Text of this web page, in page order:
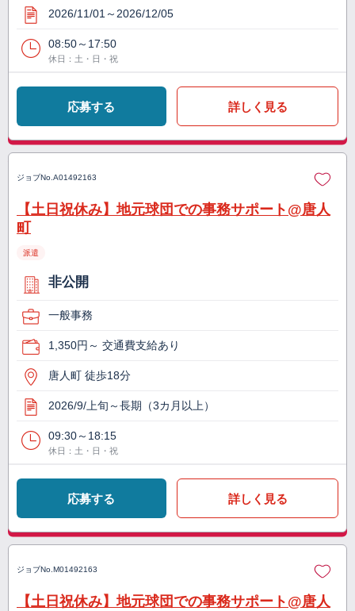
2026/11/01～2026/12/05
08:50～17:50
休日：土・日・祝
応募する 詳しく見る
ジョブNo. A01492163
【土日祝休み】地元球団での事務サポート@唐人
町
派遣
非公開
一般事務
1,350円～ 交通費支給あり
唐人町 徒歩18分
2026/9/上旬～長期（3カ月以上）
09:30～18:15
休日：土・日・祝
応募する 詳しく見る
ジョブNo. M01492163
【土日祝休み】地元球団での事務サポート@唐人